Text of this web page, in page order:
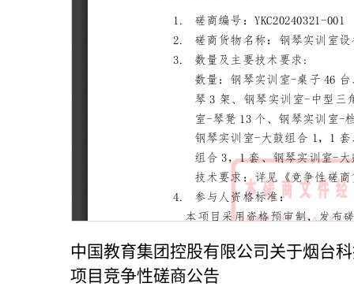
中国教育集团控股有限公司关于烟台
项目竞争性磋商公告